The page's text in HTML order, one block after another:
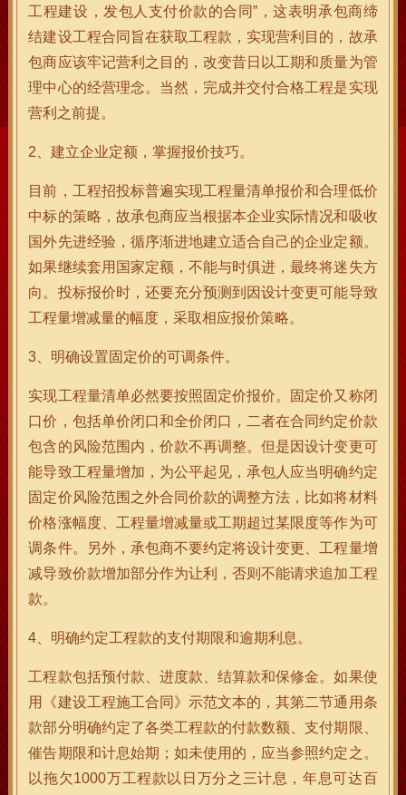
工程建设，发包人支付价款的合同”，这表明承包商缔
结建设工程合同旨在获取工程款，实现营利目的，故承
包商应该牢记营利之目的，改变昔日以工期和质量为管
理中心的经营理念。当然，完成并交付合格工程是实现
营利之前提。
2、建立企业定额，掌握报价技巧。
目前，工程招投标普遍实现工程量清单报价和合理低价
中标的策略，故承包商应当根据本企业实际情况和吸收
国外先进经验，循序渐进地建立适合自己的企业定额。
如果继续套用国家定额，不能与时俱进，最终将迷失方
向。投标报价时，还要充分预测到因设计变更可能导致
工程量增减量的幅度，采取相应报价策略。
3、明确设置固定价的可调条件。
实现工程量清单必然要按照固定价报价。固定价又称闭
口价，包括单价闭口和全价闭口，二者在合同约定价款
包含的风险范围内，价款不再调整。但是因设计变更可
能导致工程量增加，为公平起见，承包人应当明确约定
固定价风险范围之外合同价款的调整方法，比如将材料
价格涨幅度、工程量增减量或工期超过某限度等作为可
调条件。另外，承包商不要约定将设计变更、工程量增
减导致价款增加部分作为让利，否则不能请求追加工程
款。
4、明确约定工程款的支付期限和逾期利息。
工程款包括预付款、进度款、结算款和保修金。如果使
用《建设工程施工合同》示范文本的，其第二节通用条
款部分明确约定了各类工程款的付款数额、支付期限、
催告期限和计息始期；如未使用的，应当参照约定之。
以拖欠1000万工程款以日万分之三计息，年息可达百